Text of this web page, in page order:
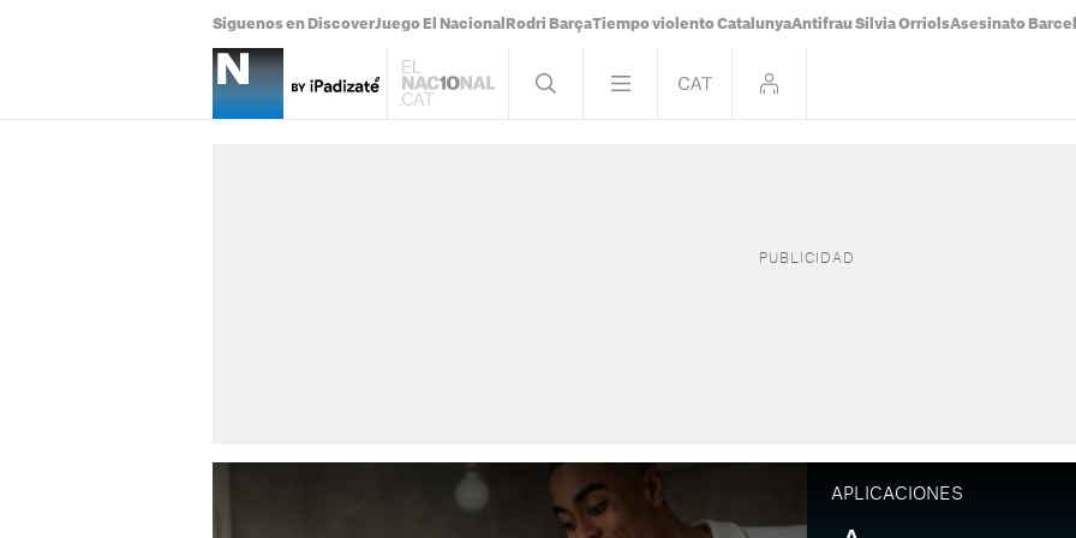
Síguenos en DiscoverJuego El Nacional Rodri BarçaTiempo violento CatalunyaAntifrau Sílvia OrriolsAsesinato
APLICACIONES